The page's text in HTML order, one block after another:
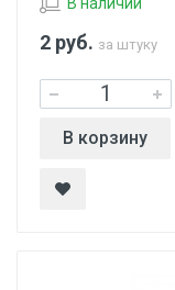
2 руб. за штуку
В корзину